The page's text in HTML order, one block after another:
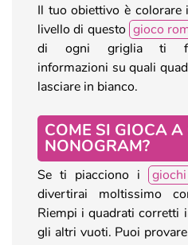
Il tuo obiettivo è
livello di questo gioco
di ogni griglia ti
informazioni su quali
lasciare in bianco.
COME SI GIOCA
NONOGRAM?
Se ti piacciono i
divertirai moltissimo
Riempi i quadrati corretti
gli altri vuoti. Puoi